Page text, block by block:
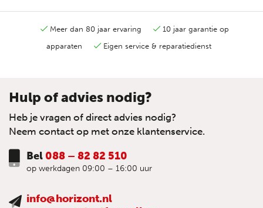
Meer dan 80 jaar ervaring
10 jaar garantie op
apparaten
Eigen service & reparatiedienst
Hulp of advies nodig?
Heb je vragen of direct advies nodig?
Neem contact op met onze klantenservice.
Bel 088 – 82 82 510
op werkdagen 09:00 – 16:00 uur
info@horizont.nl